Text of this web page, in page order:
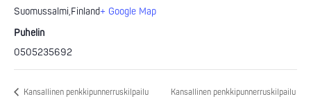
Suomussalmi,Finland+ Google Map
Puhelin
0505235692
Kansallinen penkkipunnerruskilpailu
Kansallinen penkkipunnerruskilpailu